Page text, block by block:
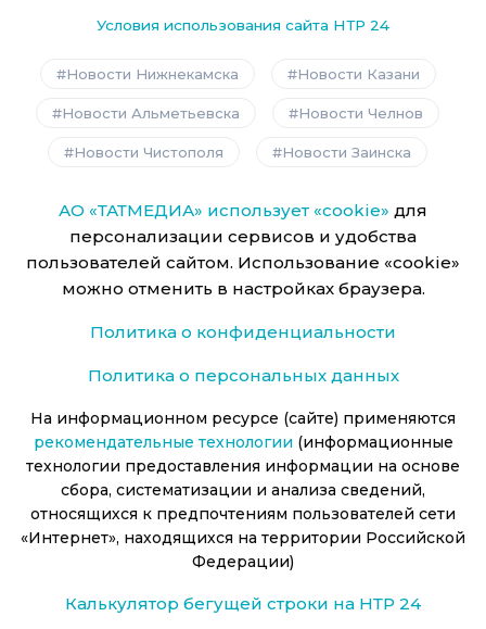
Условия использования сайта НТР 24
Новости Нижнекамска Новости Казани
Новости Альметьевска Новости Челнов
Новости Чистополя Новости Заинска
АО «ТАТМЕДИА» использует «cookie» для
персонализации сервисов и удобства
пользователей сайтом. Использование «cookie»
можно отменить в настройках браузера.
Политика о конфиденциальности
Политика о персональных данных
На информационном ресурсе (сайте) применяются
рекомендательные технологии (информационные
технологии предоставления информации на основе
сбора, систематизации и анализа сведений,
относящихся к предпочтениям пользователей сети
«Интернет», находящихся на территории Российской
Федерации)
Калькулятор бегущей строки на НТР 24